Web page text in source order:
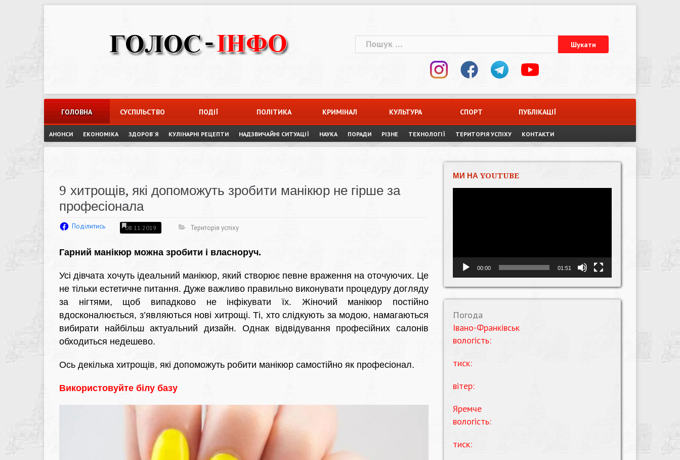
Пошук:
ГОЛОВНА СУСПІЛЬСТВО ПОДІЇ ПОЛІТИКА КРИМІНАЛ КУЛЬТУРА СПОРТ ПУБЛІКАЦІЇ
АНОНСИ ЕКОНОМІКА ЗДОРОВ`Я КУЛІНАРНІ РЕЦЕПТИ НАДЗВИЧАЙНІ СИТУАЦІЇ НАУКА ПОРАДИ РІЗНЕ ТЕХНОЛОГІЇ ТЕРИТОРІЯ УСПІХУ КОНТАКТИ
9 хитрощів, які допоможуть зробити манікюр не гірше за
професіонала
Поділитись 08.11.2019 Територія успіху
Гарний манікюр можна зробити і власноруч.
Усі дівчата хочуть ідеальний манікюр, який створює певне враження на оточуючих. Це
не тільки естетичне питання. Дуже важливо правильно виконувати процедуру догляду
за нігтями, щоб випадково не інфікувати їх. Жіночий манікюр постійно
вдосконалюється, з’являються нові хитрощі. Ті, хто слідкують за модою, намагаються
вибирати найбільш актуальний дизайн. Однак відвідування професійних салонів
обходиться недешево.
Ось декілька хитрощів, які допоможуть робити манікюр самостійно як професіонал.
Використовуйте білу базу
МИ НА YOUTUBE
00:00 01:51
Погода
Івано-Франківськ
вологість:
тиск:
вітер:
Яремче
вологість:
тиск: